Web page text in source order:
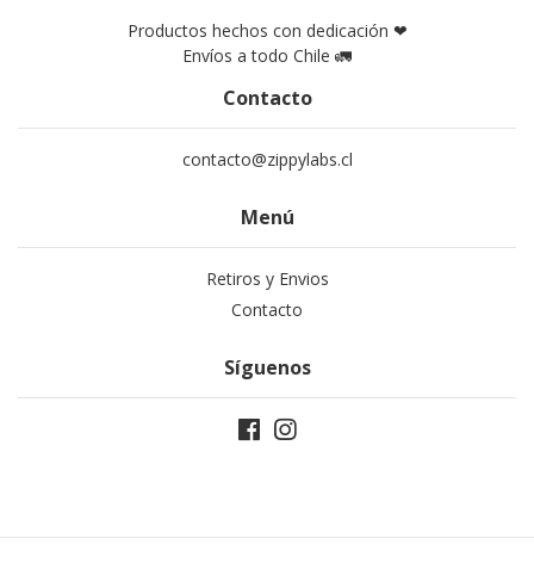
Productos hechos con dedicación ❤
Envíos a todo Chile 🚛
Contacto
contacto@zippylabs.cl
Menú
Retiros y Envios
Contacto
Síguenos